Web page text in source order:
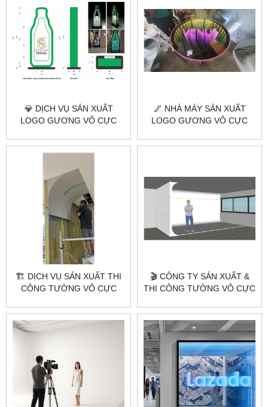
💎 DỊCH VỤ SẢN XUẤT
LOGO GƯƠNG VÔ CỰC
CITYBUILDING HÀ NỘI –
🌌 NHÀ MÁY SẢN XUẤT
LOGO GƯƠNG VÔ CỰC
CITYBUILDING
🏗️ DỊCH VỤ SẢN XUẤT THI
CÔNG TƯỜNG VÔ CỰC
CITYBUILDING
🎬 CÔNG TY SẢN XUẤT &
THI CÔNG TƯỜNG VÔ CỰC
CITYBUILDING 🎬